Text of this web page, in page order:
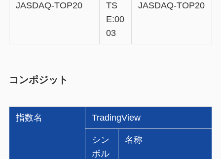
JASDAQ-TOP20
TS
E:00
03
JASDAQ-TOP20
コンポジット
指数名 TradingView
シン
ボル
名称